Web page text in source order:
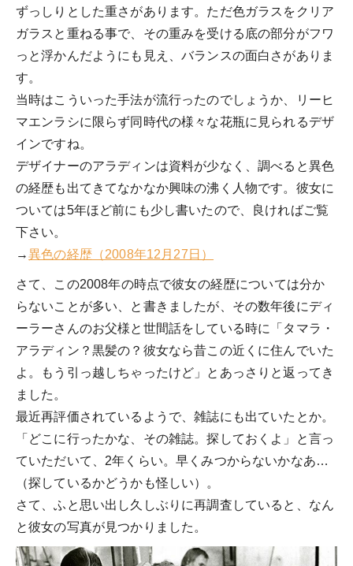
ずっしりとした重さがあります。ただ色ガラスをクリア
ガラスと重ねる事で、その重みを受ける底の部分がフワ
っと浮かんだようにも見え、バランスの面白さがありま
す。
当時はこういった手法が流行ったのでしょうか、リーヒ
マエンラシに限らず同時代の様々な花瓶に見られるデザ
インですね。
デザイナーのアラディンは資料が少なく、調べると異色
の経歴も出てきてなかなか興味の沸く人物です。彼女に
ついては5年ほど前にも少し書いたので、良ければご覧
下さい。
→異色の経歴（2008年12月27日）
さて、この2008年の時点で彼女の経歴については分か
らないことが多い、と書きましたが、その数年後にディ
ーラーさんのお父様と世間話をしている時に「タマラ・
アラディン？黒髪の？彼女なら昔この近くに住んでいた
よ。もう引っ越しちゃったけど」とあっさりと返ってき
ました。
最近再評価されているようで、雑誌にも出ていたとか。
「どこに行ったかな、その雑誌。探しておくよ」と言っ
ていただいて、2年くらい。早くみつからないかなあ…
（探しているかどうかも怪しい）。
さて、ふと思い出し久しぶりに再調査していると、なん
と彼女の写真が見つかりました。